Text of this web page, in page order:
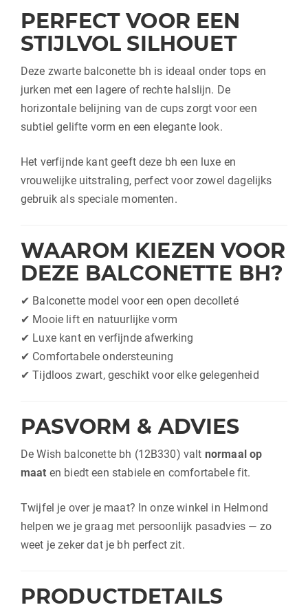
PERFECT VOOR EEN
STIJLVOL SILHOUET
Deze zwarte balconette bh is ideaal onder tops en
jurken met een lagere of rechte halslijn. De
horizontale belijning van de cups zorgt voor een
subtiel gelifte vorm en een elegante look.
Het verfijnde kant geeft deze bh een luxe en
vrouwelijke uitstraling, perfect voor zowel dagelijks
gebruik als speciale momenten.
WAAROM KIEZEN VOOR
DEZE BALCONETTE BH?
✔ Balconette model voor een open decolleté
✔ Mooie lift en natuurlijke vorm
✔ Luxe kant en verfijnde afwerking
✔ Comfortabele ondersteuning
✔ Tijdloos zwart, geschikt voor elke gelegenheid
PASVORM & ADVIES
De Wish balconette bh (12B330) valt normaal op
maat en biedt een stabiele en comfortabele fit.
Twijfel je over je maat? In onze winkel in Helmond
helpen we je graag met persoonlijk pasadvies — zo
weet je zeker dat je bh perfect zit.
PRODUCTDETAILS